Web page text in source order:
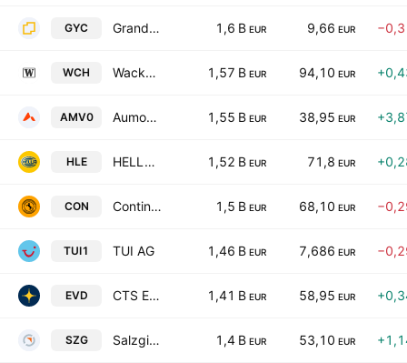
GYC Grand City Properties SA 1,6 B EUR 9,66 EUR
WCH Wacker Chemie AG 1,57 B EUR 94,10 EUR
AMV0 Aumovio SE 1,55 B EUR 38,95 EUR
HLE HELLA GmbH & Co. KGaA 1,52 B EUR 71,8 EUR
CON Continental AG 1,5 B EUR 68,10 EUR
TUI1 TUI AG 1,46 B EUR 7,686 EUR
EVD CTS Eventim AG & Co. KGaA 1,41 B EUR 58,95 EUR
SZG Salzgitter AG 1,4 B EUR 53,10 EUR